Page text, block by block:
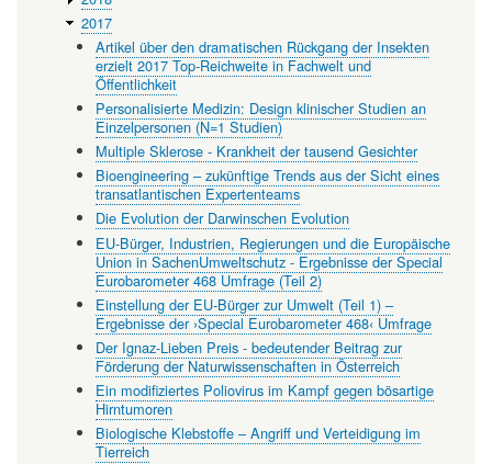
2017
Artikel über den dramatischen Rückgang der Insekten
erzielt 2017 Top-Reichweite in Fachwelt und
Öffentlichkeit
Personalisierte Medizin: Design klinischer Studien an
Einzelpersonen (N=1 Studien)
Multiple Sklerose - Krankheit der tausend Gesichter
Bioengineering – zukünftige Trends aus der Sicht eines
transatlantischen Expertenteams
Die Evolution der Darwinschen Evolution
EU-Bürger, Industrien, Regierungen und die Europäische
Union in SachenUmweltschutz - Ergebnisse der Special
Eurobarometer 468 Umfrage (Teil 2)
Einstellung der EU-Bürger zur Umwelt (Teil 1) –
Ergebnisse der ›Special Eurobarometer 468‹ Umfrage
Der Ignaz-Lieben Preis - bedeutender Beitrag zur
Förderung der Naturwissenschaften in Österreich
Ein modifiziertes Poliovirus im Kampf gegen bösartige
Hirntumoren
Biologische Klebstoffe – Angriff und Verteidigung im
Tierreich